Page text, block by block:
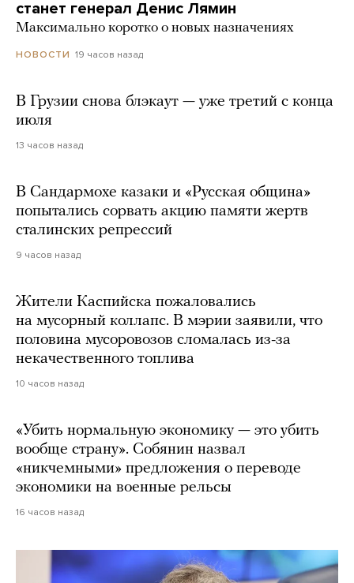
станет генерал Денис Лямин
Максимально коротко о новых назначениях
НОВОСТИ 19 часов назад
В Грузии снова блэкаут — уже третий с конца
июля
13 часов назад
В Сандармохе казаки и «Русская община»
попытались сорвать акцию памяти жертв
сталинских репрессий
9 часов назад
Жители Каспийска пожаловались
на мусорный коллапс. В мэрии заявили, что
половина мусоровозов сломалась из-за
некачественного топлива
10 часов назад
«Убить нормальную экономику — это убить
вообще страну». Собянин назвал
«никчемными» предложения о переводе
экономики на военные рельсы
16 часов назад